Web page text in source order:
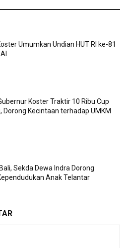
Umumkan Undian HUT RI ke-81
Koster Traktir 10 Ribu Cup
Dorong Kecintaan terhadap UMKM
Sekda Dewa Indra Dorong
Anak Telantar